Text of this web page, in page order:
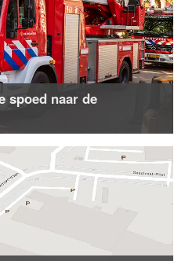
spoed naar de